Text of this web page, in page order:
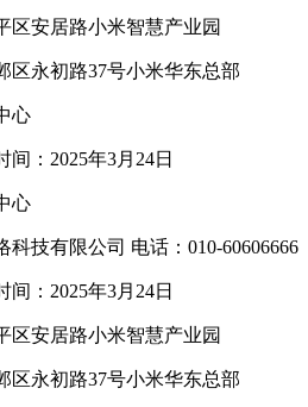
区安居路小米智慧产业园
区永初路37号小米华东总部
心
间：2025年3月24日
心
技有限公司 电话：010-60606666
间：2025年3月24日
区安居路小米智慧产业园
区永初路37号小米华东总部